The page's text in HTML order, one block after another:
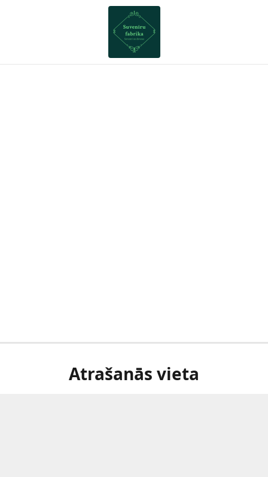
Atrašanās vieta